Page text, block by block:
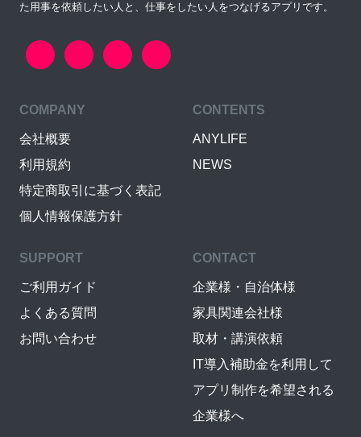
た用事を依頼したい人と、仕事をしたい人をつなげるアプリです。
COMPANY
会社概要
利用規約
特定商取引に基づく表記
個人情報保護方針
CONTENTS
ANYLIFE
NEWS
SUPPORT
ご利用ガイド
よくある質問
お問い合わせ
CONTACT
企業様・自治体様
家具関連会社様
取材・講演依頼
IT導入補助金を利用して
アプリ制作を希望される
企業様へ